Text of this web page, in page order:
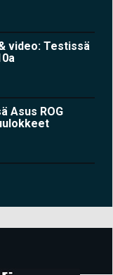
video: Testissä
Asus ROG